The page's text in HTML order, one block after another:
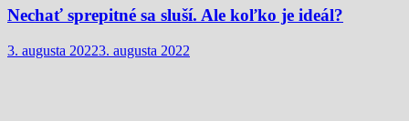
Nechať sprepitné sa sluší. Ale koľko je ideál?
3. augusta 20223. augusta 2022